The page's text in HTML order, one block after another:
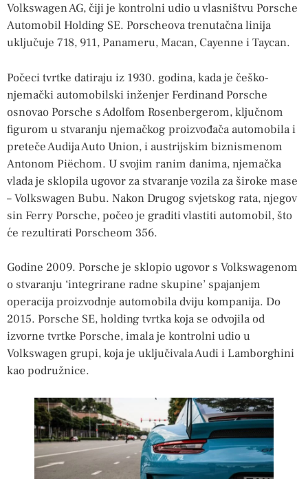
Volkswagen AG, čiji je kontrolni udio u vlasništvu Porsche
Automobil Holding SE. Porscheova trenutačna linija
uključuje 718, 911, Panameru, Macan, Cayenne i Taycan.
Počeci tvrtke datiraju iz 1930. godina, kada je češko-
njemački automobilski inženjer Ferdinand Porsche
osnovao Porsche s Adolfom Rosenbergerom, ključnom
figurom u stvaranju njemačkog proizvođača automobila i
preteče Audija Auto Union, i austrijskim biznismenom
Antonom Piëchom. U svojim ranim danima, njemačka
vlada je sklopila ugovor za stvaranje vozila za široke mase
– Volkswagen Bubu. Nakon Drugog svjetskog rata, njegov
sin Ferry Porsche, počeo je graditi vlastiti automobil, što
će rezultirati Porscheom 356.
Godine 2009. Porsche je sklopio ugovor s Volkswagenom
o stvaranju ‘integrirane radne skupine’ spajanjem
operacija proizvodnje automobila dviju kompanija. Do
2015. Porsche SE, holding tvrtka koja se odvojila od
izvorne tvrtke Porsche, imala je kontrolni udio u
Volkswagen grupi, koja je uključivala Audi i Lamborghini
kao podružnice.